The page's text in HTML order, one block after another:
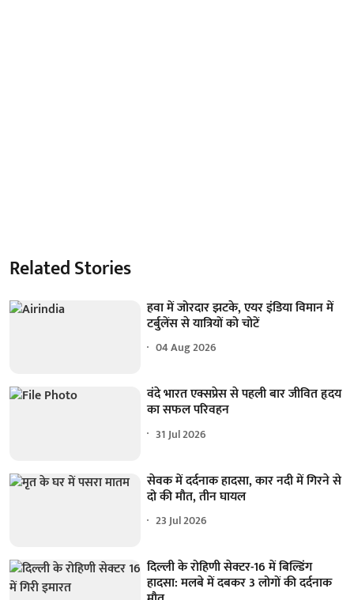
Related Stories
हवा में जोरदार झटके, एयर इंडिया विमान में
टर्बुलेंस से यात्रियों को चोटें
04 Aug 2026
वंदे भारत एक्सप्रेस से पहली बार जीवित हृदय
का सफल परिवहन
31 Jul 2026
सेवक में दर्दनाक हादसा, कार नदी में गिरने से
दो की मौत, तीन घायल
23 Jul 2026
दिल्ली के रोहिणी सेक्टर-16 में बिल्डिंग
हादसा: मलबे में दबकर 3 लोगों की दर्दनाक